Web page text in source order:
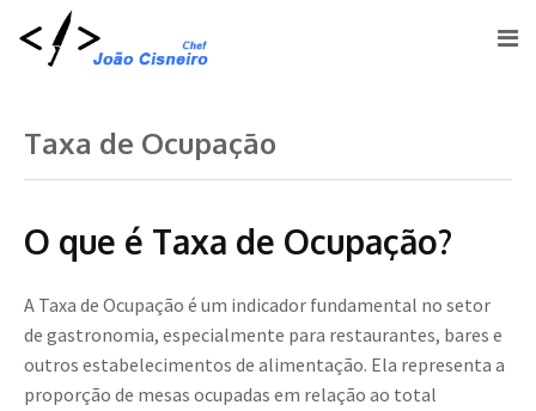
Taxa de Ocupação
O que é Taxa de Ocupação?
A Taxa de Ocupação é um indicador fundamental no setor
de gastronomia, especialmente para restaurantes, bares e
outros estabelecimentos de alimentação. Ela representa a
proporção de mesas ocupadas em relação ao total